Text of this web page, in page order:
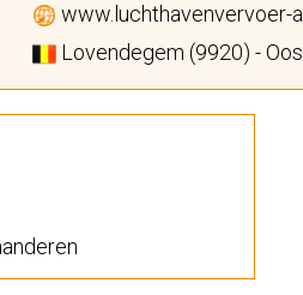
www.luchthavenvervoer-
Lovendegem (9920) -